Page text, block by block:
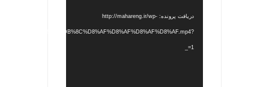
دریافت پرونده: http://mahareng.ir/wp-
%D8%AC%D8%AF%DB%8C%D8%AF%D8%AF%D8%AF%D8%AF.mp4?
_=1